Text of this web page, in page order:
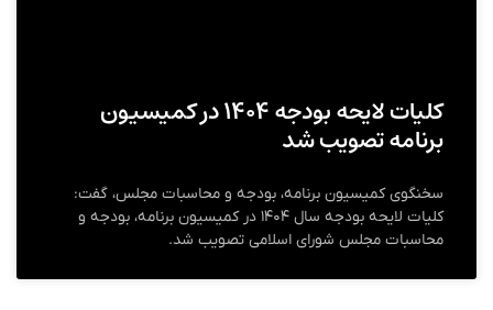
کلیات لایحه بودجه ۱۴۰۴ در کمیسیون
برنامه تصویب شد
سخنگوی کمیسیون برنامه، بودجه و محاسبات مجلس، گفت:
کلیات لایحه بودجه سال ۱۴۰۴ در کمیسیون برنامه، بودجه و
محاسبات مجلس شورای اسلامی تصویب شد.